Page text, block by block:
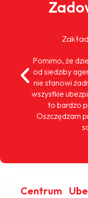
Pomimo, że
od siedziby
nie stanowi
wszystkie
to bardzo
Oszczędzam
Centrum